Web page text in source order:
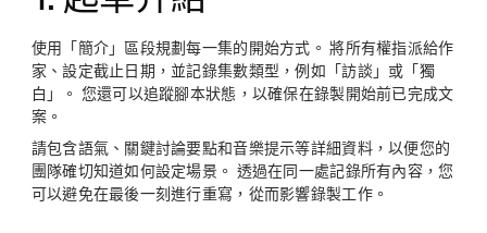
使用「簡介」區段規劃每一集的開始方式。 將所有權指派給作
家、設定截止日期，並記錄集數類型，例如「訪談」或「獨
白」。 您還可以追蹤腳本狀態，以確保在錄製開始前已完成文
案。
請包含語氣、關鍵討論要點和音樂提示等詳細資料，以便您的
團隊確切知道如何設定場景。 透過在同一處記錄所有內容，您
可以避免在最後一刻進行重寫，從而影響錄製工作。